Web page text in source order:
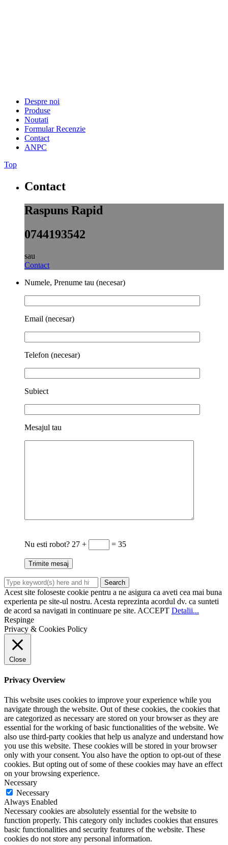
Despre noi
Produse
Noutati
Formular Recenzie
Contact
ANPC
Top
Contact
Raspuns Rapid
0744193542
sau
Contact
Numele, Prenume tau (necesar)
Email (necesar)
Telefon (necesar)
Subiect
Mesajul tau
Nu esti robot? 27 + = 35
Acest site foloseste cookie pentru a ne asigura ca aveti cea mai buna
experienta pe site-ul nostru. Acesta reprezinta acordul dv. ca sunteti
de acord sa navigati in continuare pe site. ACCEPT Detalii...
Respinge
Privacy & Cookies Policy
Close
Privacy Overview
This website uses cookies to improve your experience while you
navigate through the website. Out of these cookies, the cookies that
are categorized as necessary are stored on your browser as they are
essential for the working of basic functionalities of the website. We
also use third-party cookies that help us analyze and understand how
you use this website. These cookies will be stored in your browser
only with your consent. You also have the option to opt-out of these
cookies. But opting out of some of these cookies may have an effect
on your browsing experience.
Necessary
Necessary
Always Enabled
Necessary cookies are absolutely essential for the website to
function properly. This category only includes cookies that ensures
basic functionalities and security features of the website. These
cookies do not store any personal information.